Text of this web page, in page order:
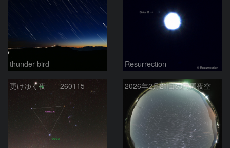
thunder bird Resurrection
更けゆく夜 260115 2026年2月21日の円周夜空